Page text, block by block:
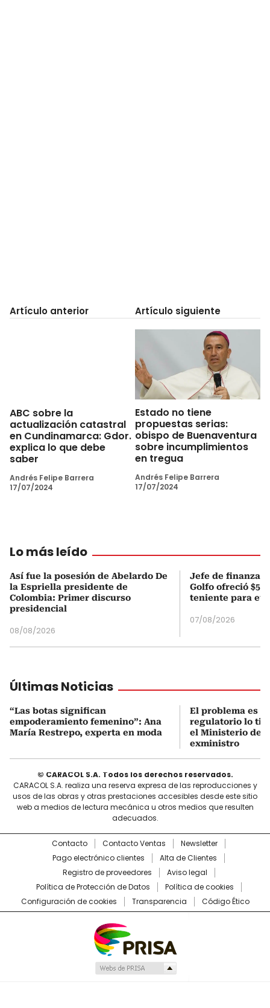
Artículo anterior
ABC sobre la
actualización catastral
en Cundinamarca: Gdor.
explica lo que debe
saber
Andrés Felipe Barrera
17/07/2024
Artículo siguiente
Estado no tiene
propuestas serias:
obispo de Buenaventura
sobre incumplimientos
en tregua
Andrés Felipe Barrera
17/07/2024
Lo más leído
Así fue la posesión de Abelardo De
la Espriella presidente de
Colombia: Primer discurso
presidencial
08/08/2026
Jefe de finanzas
Golfo ofreció
teniente para
07/08/2026
Últimas Noticias
“Las botas significan
empoderamiento femenino”: Ana
María Restrepo, experta en moda
El problema es
regulatorio lo
el Ministerio de
exministro
© CARACOL S.A. Todos los derechos reservados.
CARACOL S.A. realiza una reserva expresa de las reproducciones y
usos de las obras y otras prestaciones accesibles desde este sitio
web a medios de lectura mecánica u otros medios que resulten
adecuados.
Contacto Contacto Ventas
Newsletter
Pago electrónico clientes
Alta de Clientes
Registro de proveedores
Aviso legal
Política de Protección de Datos
Política de cookies
Configuración de cookies
Transparencia Código Ético